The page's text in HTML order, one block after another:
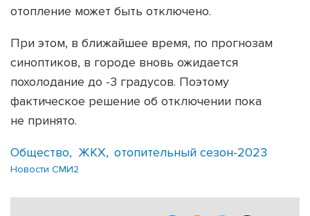
отопление может быть отключено.
При этом, в ближайшее время, по прогнозам
синоптиков, в городе вновь ожидается
похолодание до -3 градусов. Поэтому
фактическое решение об отключении пока
не принято.
Общество ЖКХ отопительный сезон-2023
Новости СМИ2